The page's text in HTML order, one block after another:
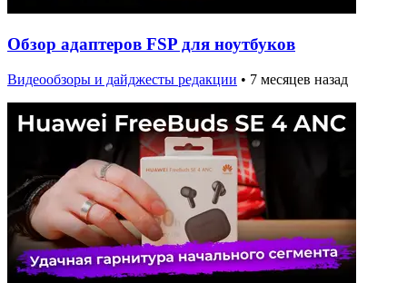
Обзор адаптеров FSP для ноутбуков
Видеообзоры и дайджесты редакции • 7 месяцев назад